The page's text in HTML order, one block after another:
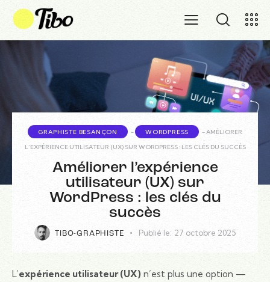
GRAPHISTE BESANÇON - WORDPRESS -AMÉLIORER
L’EXPÉRIENCE UTILISATEUR (UX) SUR WORDPRESS : LES CLÉS DU SUCCÈS
Améliorer l’expérience
utilisateur (UX) sur
WordPress : les clés du
succès
TIBO-GRAPHISTE Publié le: 27 octobre 2025
L’expérience utilisateur (UX) n’est plus une option —